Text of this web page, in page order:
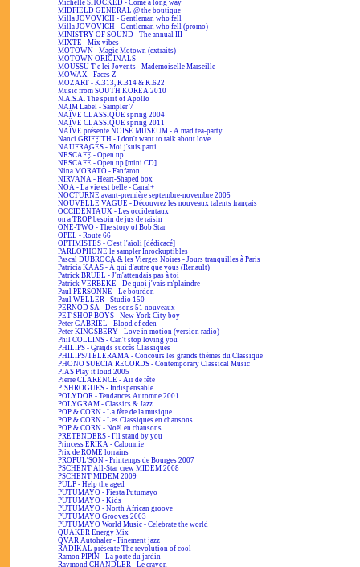
Michelle SHOCKED - Come a long way
MIDFIELD GENERAL @ the boutique
Milla JOVOVICH - Gentleman who fell
Milla JOVOVICH - Gentleman who fell (promo)
MINISTRY OF SOUND - The annual III
MIXTE - Mix vibes
MOTOWN - Magic Motown (extraits)
MOTOWN ORIGINALS
MOUSSU T e lei Jovents - Mademoiselle Marseille
MOWAX - Faces Z
MOZART - K.313, K.314 & K.622
Music from SOUTH KOREA 2010
N.A.S.A. The spirit of Apollo
NAIM Label - Sampler 7
NAÏVE CLASSIQUE spring 2004
NAÏVE CLASSIQUE spring 2011
NAÏVE présente NOISE MUSEUM - A mad tea-party
Nanci GRIFFITH - I don't want to talk about love
NAUFRAGÉS - Moi j'suis parti
NESCAFÉ - Open up
NESCAFÉ - Open up [mini CD]
Nina MORATO - Fanfaron
NIRVANA - Heart-Shaped box
NOA - La vie est belle - Canal+
NOCTURNE avant-première septembre-novembre 2005
NOUVELLE VAGUE - Découvrez les nouveaux talents français
OCCIDENTAUX - Les occidentaux
on a TROP besoin de jus de raisin
ONE-TWO - The story of Bob Star
OPEL - Route 66
OPTIMISTES - C'est l'aïoli [dédicacé]
PARLOPHONE le sampler Inrockuptibles
Pascal DUBROCA & les Vierges Noires - Jours tranquilles à Paris
Patricia KAAS - À qui d'autre que vous (Renault)
Patrick BRUEL - J'm'attendais pas à toi
Patrick VERBEKE - De quoi j'vais m'plaindre
Paul PERSONNE - Le bourdon
Paul WELLER - Studio 150
PERNOD SA - Des sons 51 nouveaux
PET SHOP BOYS - New York City boy
Peter GABRIEL - Blood of eden
Peter KINGSBERY - Love in motion (version radio)
Phil COLLINS - Can't stop loving you
PHILIPS - Grands succès Classiques
PHILIPS/TÉLÉRAMA - Concours les grands thèmes du Classique
PHONO SUECIA RECORDS - Contemporary Classical Music
PIAS Play it loud 2005
Pierre CLARENCE - Air de fête
PISHROGUES - Indispensable
POLYDOR - Tendances Automne 2001
POLYGRAM - Classics & Jazz
POP & CORN - La fête de la musique
POP & CORN - Les Classiques en chansons
POP & CORN - Noël en chansons
PRETENDERS - I'll stand by you
Princess ERIKA - Calomnie
Prix de ROME lorrains
PROPUL'SON - Printemps de Bourges 2007
PSCHENT All-Star crew MIDEM 2008
PSCHENT MIDEM 2009
PULP - Help the aged
PUTUMAYO - Fiesta Putumayo
PUTUMAYO - Kids
PUTUMAYO - North African groove
PUTUMAYO Grooves 2003
PUTUMAYO World Music - Celebrate the world
QUAKER Energy Mix
QVAR Autohaler - Finement jazz
RADIKAL présente The revolution of cool
Ramon PIPIN - La porte du jardin
Raymond CHANDLER - Le crayon